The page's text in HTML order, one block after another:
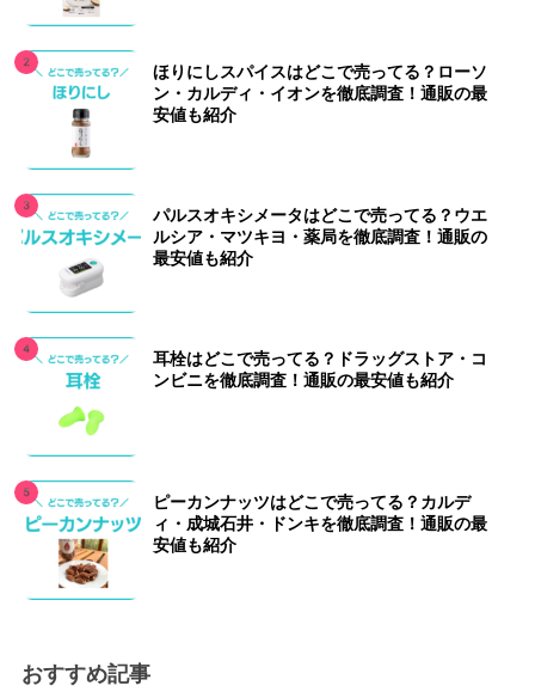
ほりにしスパイスはどこで売ってる？ローソ
ン・カルディ・イオンを徹底調査！通販の最
安値も紹介
パルスオキシメータはどこで売ってる？ウエ
ルシア・マツキヨ・薬局を徹底調査！通販の
最安値も紹介
耳栓はどこで売ってる？ドラッグストア・コ
ンビニを徹底調査！通販の最安値も紹介
ピーカンナッツはどこで売ってる？カルデ
ィ・成城石井・ドンキを徹底調査！通販の最
安値も紹介
おすすめ記事